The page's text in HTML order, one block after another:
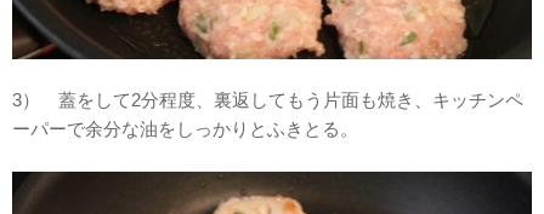
3） 蓋をして2分程度、裏返してもう片面も焼き、キッチンペ
ーパーで余分な油をしっかりとふきとる。